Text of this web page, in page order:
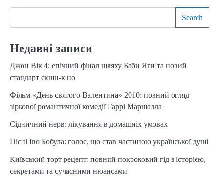
Search
Недавні записи
Джон Вік 4: епічний фінал шляху Баби Яги та новий
стандарт екшн-кіно
Фільм «День святого Валентина» 2010: повний огляд
зіркової романтичної комедії Гаррі Маршалла
Сідничний нерв: лікування в домашніх умовах
Пісні Іво Бобула: голос, що став частиною української душі
Київський торт рецепт: повний покроковий гід з історією,
секретами та сучасними нюансами